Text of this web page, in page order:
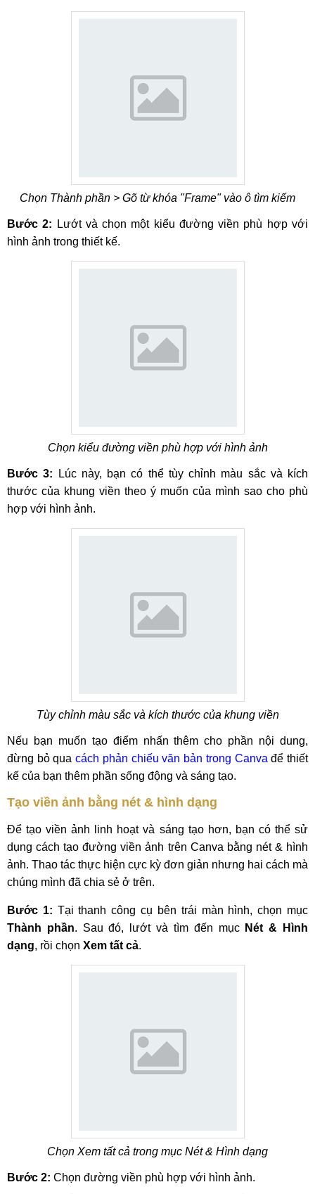
Chọn Thành phần > Gõ từ khóa "Frame" vào ô tìm kiếm
Bước 2: Lướt và chọn một kiểu đường viền phù hợp với
hình ảnh trong thiết kế.
Chọn kiểu đường viền phù hợp với hình ảnh
Bước 3: Lúc này, bạn có thể tùy chỉnh màu sắc và kích
thước của khung viền theo ý muốn của mình sao cho phù
hợp với hình ảnh.
Tùy chỉnh màu sắc và kích thước của khung viền
Nếu bạn muốn tạo điểm nhấn thêm cho phần nội dung,
đừng bỏ quacách phản chiếu văn bản trong Canva để thiết
kế của bạn thêm phần sống động và sáng tạo.
Tạo viền ảnh bằng nét & hình dạng
Để tạo viền ảnh linh hoạt và sáng tạo hơn, bạn có thể sử
dụng cách tạo đường viền ảnh trên Canva bằng nét & hình
ảnh. Thao tác thực hiện cực kỳ đơn giản nhưng hai cách mà
chúng mình đã chia sẻ ở trên.
Bước 1: Tại thanh công cụ bên trái màn hình, chọn mục
Thành phần. Sau đó, lướt và tìm đến mục Nét & Hình
dạng, rồi chọn Xem tất cả.
Chọn Xem tất cả trong mục Nét & Hình dạng
Bước 2: Chọn đường viền phù hợp với hình ảnh.